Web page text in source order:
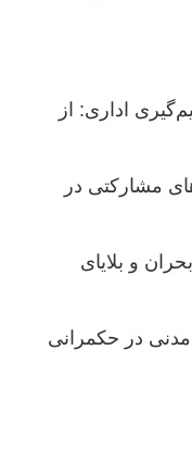
اداری: از
مشارکتی در
و بلایای
در حکمرانی